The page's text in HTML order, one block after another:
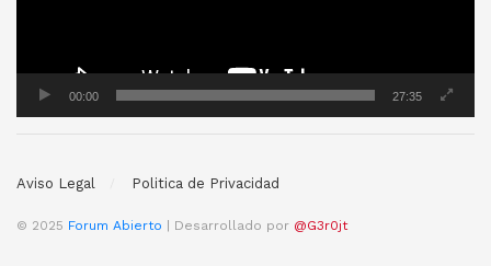
00:00 27:35
Aviso Legal Politica de Privacidad
© 2025 Forum Abierto | Desarrollado por @G3r0jt